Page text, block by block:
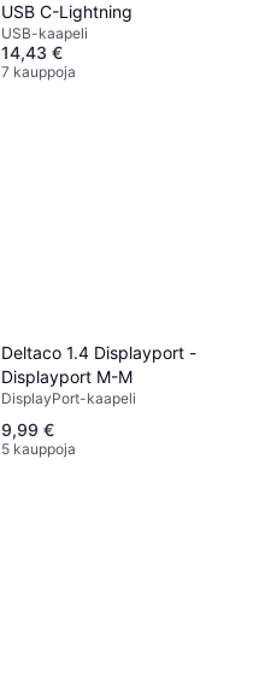
USB C-Lightning
USB-kaapeli
14,43 €
7 kauppoja
Deltaco 1.4 Displayport -
Displayport M-M
DisplayPort-kaapeli
9,99 €
5 kauppoja